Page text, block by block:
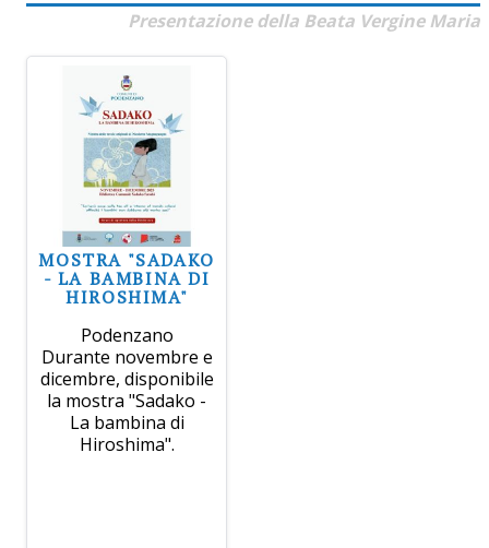
Presentazione della Beata Vergine Maria
MOSTRA "SADAKO
- LA BAMBINA DI
HIROSHIMA"
Podenzano
Durante novembre e
dicembre, disponibile
la mostra "Sadako -
La bambina di
Hiroshima".